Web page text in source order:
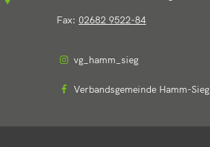
Fax: 02682 9522-84
vg_hamm_sieg
Verbandsgemeinde Hamm-Sieg